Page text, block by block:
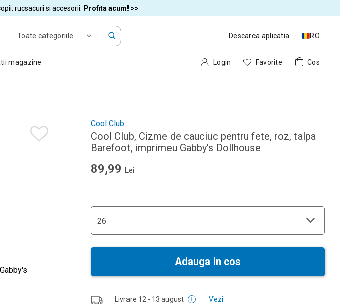
rucsacuri si accesorii. Profita acum! >>
Toate categoriile Descarca aplicatia RO
magazine Login Favorite Cos
Cool Club
Cool Club, Cizme de cauciuc pentru fete, roz, talpa
Barefoot, imprimeu Gabby's Dollhouse
89,99 Lei
26
Adauga in cos
Livrare 12 - 13 august Vezi